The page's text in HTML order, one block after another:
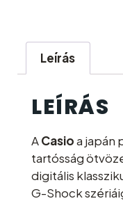
Leírás
LEÍRÁS
ACasioa japán
tartósság
digitális
G-Shock